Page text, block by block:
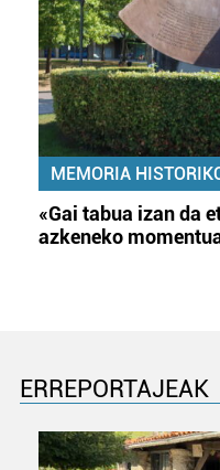
MEMORIA
«Gai tabua izan da
azkeneko
ERREPORTAJEAK